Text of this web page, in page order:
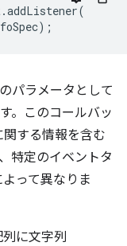
.addListener(
);
パラメータとして
。このコールバッ
関する情報を含む
特定のイベントタ
って異なりま
列に文字列